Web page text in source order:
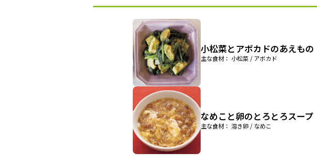
小松菜とアボカドのあえもの
主な食材： 小松菜 / アボカド
なめこと卵のとろとろスープ
主な食材： 溶き卵 / なめこ